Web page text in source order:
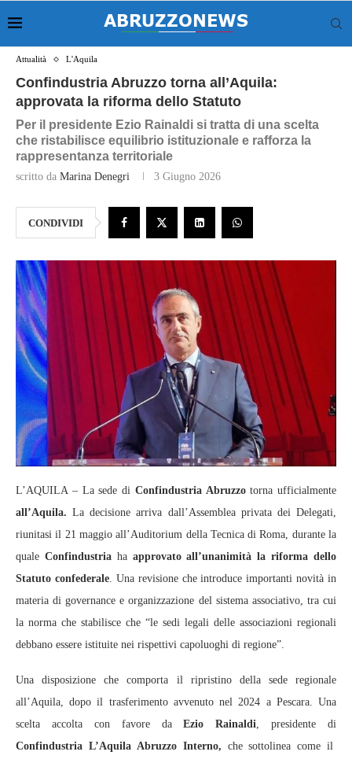
Attualità L'Aquila
Confindustria Abruzzo torna all’Aquila:
approvata la riforma dello Statuto
Per il presidente Ezio Rainaldi si tratta di una scelta
che ristabilisce equilibrio istituzionale e rafforza la
rappresentanza territoriale
scritto da Marina Denegri 3 Giugno 2026
CONDIVIDI
L’AQUILA – La sede di Confindustria Abruzzotorna ufficialmente
all’Aquila. La decisione arriva dall’Assemblea privata dei Delegati,
riunitasi il 21 maggio all’Auditorium della Tecnica di Roma, durante la
quale Confindustriaha approvato all’unanimità la riforma dello
Statuto confederale. Una revisione che introduce importanti novità in
materia di governance e organizzazione del sistema associativo, tra cui
la norma che stabilisce che “le sedi legali delle associazioni regionali
debbano essere istituite nei rispettivi capoluoghi di regione”.
Una disposizione che comporta il ripristino della sede regionale
all’Aquila, dopo il trasferimento avvenuto nel 2024 a Pescara. Una
scelta accolta con favore daEzio Rainaldi, presidente di
Confindustria L’Aquila Abruzzo Interno, che sottolinea come il